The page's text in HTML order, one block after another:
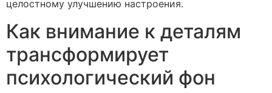
целостному улучшению настроения.
Как внимание к деталям
трансформирует
психологический фон